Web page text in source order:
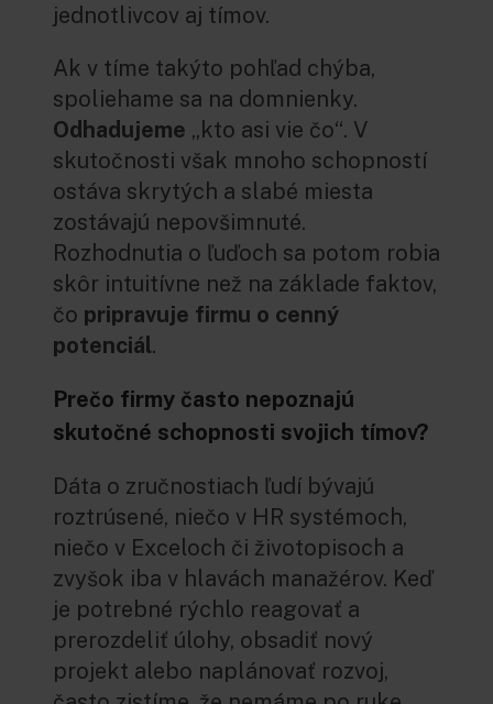
jednotlivcov aj tímov.
Ak v tíme takýto pohľad chýba,
spoliehame sa na domnienky.
Odhadujeme „kto asi vie čo“. V
skutočnosti však mnoho schopností
ostáva skrytých a slabé miesta
zostávajú nepovšimnuté.
Rozhodnutia o ľuďoch sa potom robia
skôr intuitívne než na základe faktov,
čo pripravuje firmu o cenný
potenciál.
Prečo firmy často nepoznajú
skutočné schopnosti svojich tímov?
Dáta o zručnostiach ľudí bývajú
roztrúsené, niečo v HR systémoch,
niečo v Exceloch či životopisoch a
zvyšok iba v hlavách manažérov. Keď
je potrebné rýchlo reagovať a
prerozdeliť úlohy, obsadiť nový
projekt alebo naplánovať rozvoj,